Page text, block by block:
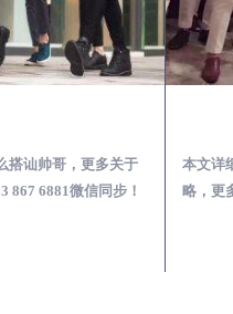
搭讪帅哥，更多关于
867 6881微信同步！
本文详
略，更